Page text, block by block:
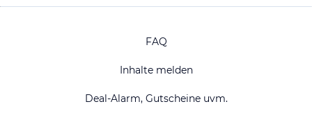
FAQ
Inhalte melden
Deal-Alarm, Gutscheine uvm.